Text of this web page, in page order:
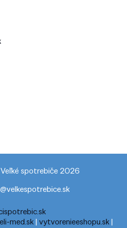
Veľké spotrebiče 2026
med.sk| vytvorenieeshopu.sk|